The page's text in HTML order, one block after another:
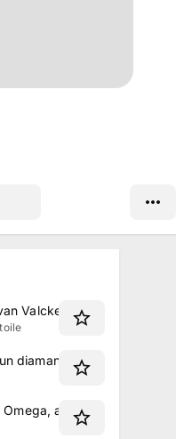
Valckenborch, intitulé
diamant de 3,78 carats
années 1980